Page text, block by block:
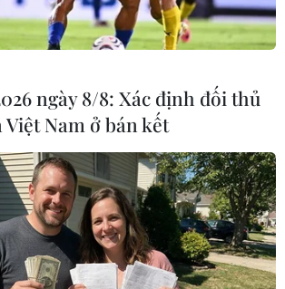
ngày 8/8: Xác định đối thủ
Nam ở bán kết